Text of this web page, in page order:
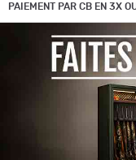
PAIEMENT PAR CB EN 3X